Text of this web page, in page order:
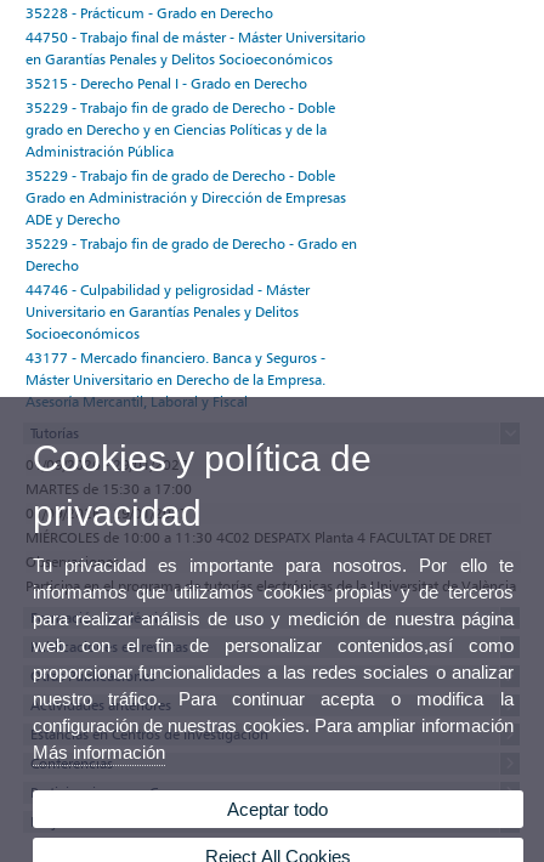
35228 - Prácticum - Grado en Derecho
44750 - Trabajo final de máster - Máster Universitario
en Garantías Penales y Delitos Socioeconómicos
35215 - Derecho Penal I - Grado en Derecho
35229 - Trabajo fin de grado de Derecho - Doble
grado en Derecho y en Ciencias Políticas y de la
Administración Pública
35229 - Trabajo fin de grado de Derecho - Doble
Grado en Administración y Dirección de Empresas
ADE y Derecho
35229 - Trabajo fin de grado de Derecho - Grado en
Derecho
44746 - Culpabilidad y peligrosidad - Máster
Universitario en Garantías Penales y Delitos
Socioeconómicos
43177 - Mercado financiero. Banca y Seguros -
Máster Universitario en Derecho de la Empresa.
Asesoría Mercantil, Laboral y Fiscal
Tutorías
01/09/2026 - 29/01/2027
MARTES de 15:30 a 17:00
01/09/2026 - 29/01/2027
MIÉRCOLES de 10:00 a 11:30 4C02 DESPATX Planta 4 FACULTAT DE DRET
Observaciones
Participa en el programa de tutorías electrónicas de la Universitat de València
Formación académica
Publicaciones en revistas
Otras Publicaciones
Actividades anteriores
Estancias en Centros de Investigación
Conferencias
Participaciones en Congresos
Proyectos
Cookies y política de
privacidad
Tu privacidad es importante para nosotros. Por ello te
informamos que utilizamos cookies propias y de terceros
para realizar análisis de uso y medición de nuestra página
web con el fin de personalizar contenidos,así como
proporcionar funcionalidades a las redes sociales o analizar
nuestro tráfico. Para continuar acepta o modifica la
configuración de nuestras cookies. Para ampliar información
Más información
Aceptar todo
Reject All Cookies